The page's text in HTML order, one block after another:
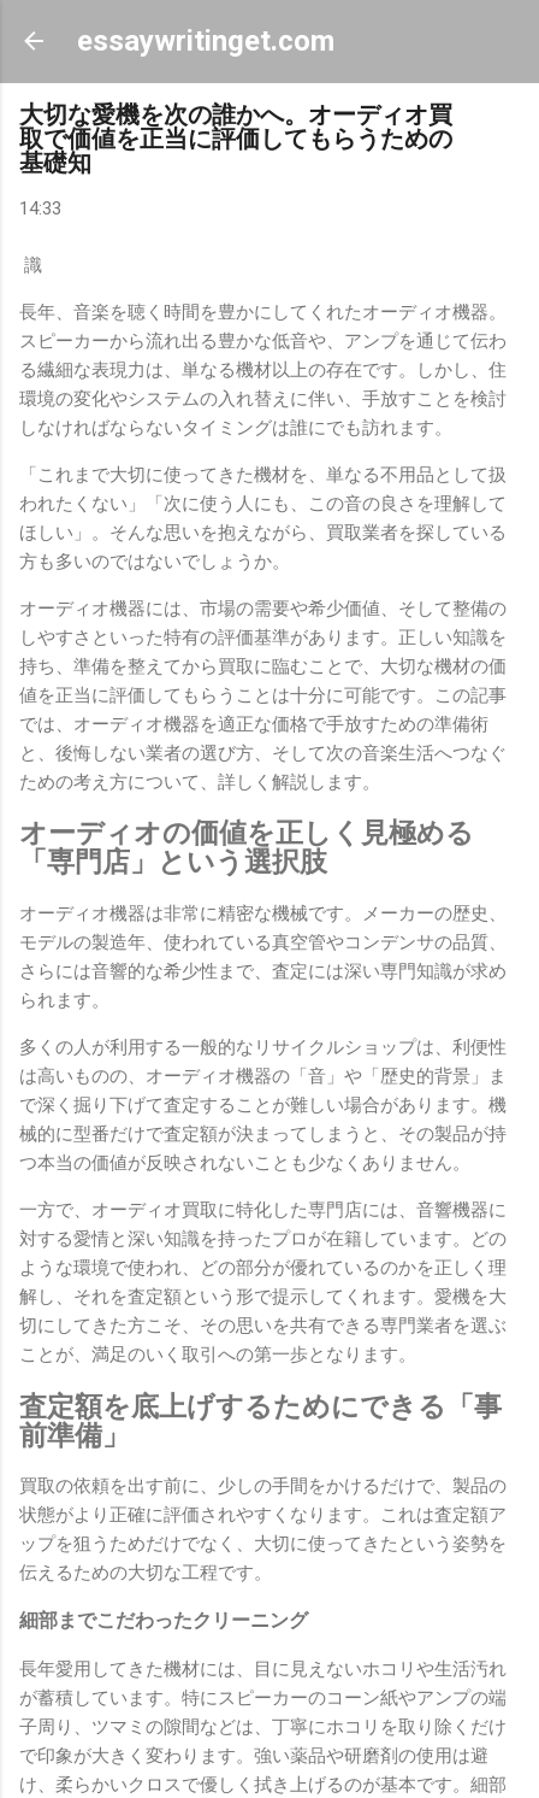
スキップしてメイン コンテンツに移動
essaywritinget.com
大切な愛機を次の誰かへ。オーディオ買
取で価値を正当に評価してもらうための
基礎知
14:33
識
長年、音楽を聴く時間を豊かにしてくれたオーディオ機器。
スピーカーから流れ出る豊かな低音や、アンプを通じて伝わ
る繊細な表現力は、単なる機材以上の存在です。しかし、住
環境の変化やシステムの入れ替えに伴い、手放すことを検討
しなければならないタイミングは誰にでも訪れます。
「これまで大切に使ってきた機材を、単なる不用品として扱
われたくない」「次に使う人にも、この音の良さを理解して
ほしい」。そんな思いを抱えながら、買取業者を探している
方も多いのではないでしょうか。
オーディオ機器には、市場の需要や希少価値、そして整備の
しやすさといった特有の評価基準があります。正しい知識を
持ち、準備を整えてから買取に臨むことで、大切な機材の価
値を正当に評価してもらうことは十分に可能です。この記事
では、オーディオ機器を適正な価格で手放すための準備術
と、後悔しない業者の選び方、そして次の音楽生活へつなぐ
ための考え方について、詳しく解説します。
オーディオの価値を正しく見極める
「専門店」という選択肢
オーディオ機器は非常に精密な機械です。メーカーの歴史、
モデルの製造年、使われている真空管やコンデンサの品質、
さらには音響的な希少性まで、査定には深い専門知識が求め
られます。
多くの人が利用する一般的なリサイクルショップは、利便性
は高いものの、オーディオ機器の「音」や「歴史的背景」ま
で深く掘り下げて査定することが難しい場合があります。機
械的に型番だけで査定額が決まってしまうと、その製品が持
つ本当の価値が反映されないことも少なくありません。
一方で、オーディオ買取に特化した専門店には、音響機器に
対する愛情と深い知識を持ったプロが在籍しています。どの
ような環境で使われ、どの部分が優れているのかを正しく理
解し、それを査定額という形で提示してくれます。愛機を大
切にしてきた方こそ、その思いを共有できる専門業者を選ぶ
ことが、満足のいく取引への第一歩となります。
査定額を底上げするためにできる「事
前準備」
買取の依頼を出す前に、少しの手間をかけるだけで、製品の
状態がより正確に評価されやすくなります。これは査定額ア
ップを狙うためだけでなく、大切に使ってきたという姿勢を
伝えるための大切な工程です。
細部までこだわったクリーニング
長年愛用してきた機材には、目に見えないホコリや生活汚れ
が蓄積しています。特にスピーカーのコーン紙やアンプの端
子周り、ツマミの隙間などは、丁寧にホコリを取り除くだけ
で印象が大きく変わります。強い薬品や研磨剤の使用は避
け、柔らかいクロスで優しく拭き上げるのが基本です。細部